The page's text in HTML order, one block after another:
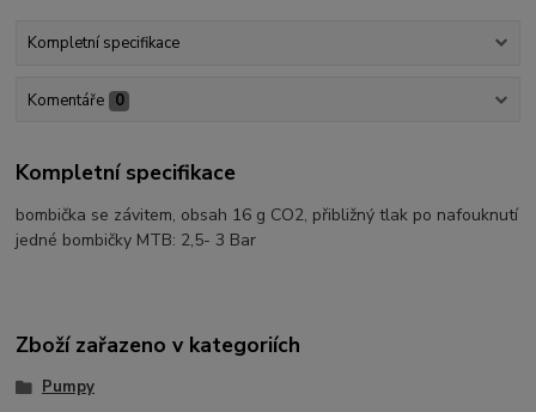
Kompletní specifikace
Komentáře 0
Kompletní specifikace
bombička se závitem, obsah 16 g CO2, přibližný tlak po nafouknutí
jedné bombičky MTB: 2,5- 3 Bar
Zboží zařazeno v kategoriích
Pumpy